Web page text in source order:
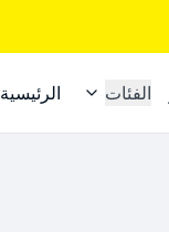
الرئيسية الفئات